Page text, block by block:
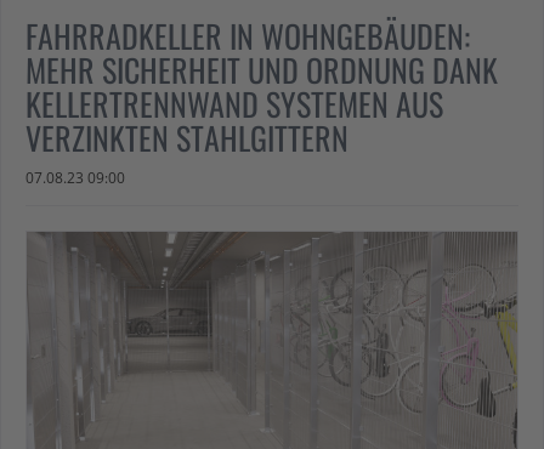
FAHRRADKELLER IN WOHNGEBÄUDEN:
MEHR SICHERHEIT UND ORDNUNG DANK
KELLERTRENNWAND SYSTEMEN AUS
VERZINKTEN STAHLGITTERN
07.08.23 09:00